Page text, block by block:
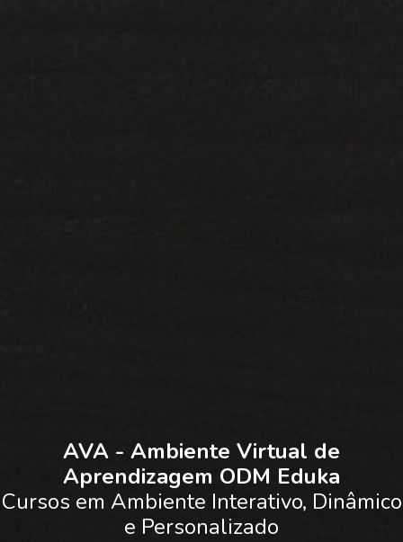
AVA - Ambiente Virtual de
Aprendizagem ODM Eduka
Cursos em Ambiente Interativo, Dinâmico
e Personalizado